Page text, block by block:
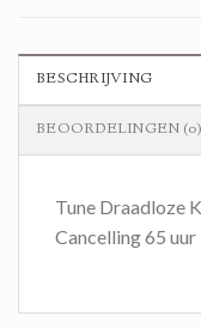
BESCHRIJVING
BEOORDELINGEN (0)
Tune Draadloze
Cancelling 65